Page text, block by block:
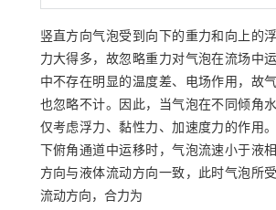
竖直方向气泡受到向下的重力和向上的
力大得多，故忽略重力对气泡在流场中
中不存在明显的温度差、电场作用，故
也忽略不计。因此，当气泡在不同倾角
仅考虑浮力、黏性力、加速度力的作用
下俯角通道中运移时，气泡流速小于液
方向与液体流动方向一致，此时气泡所
流动方向，合力为